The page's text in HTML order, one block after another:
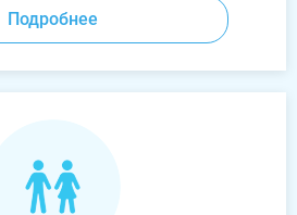
Подробнее